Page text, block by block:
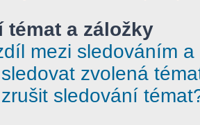
témat a záložky
mezi sledováním a
zvolená
sledování